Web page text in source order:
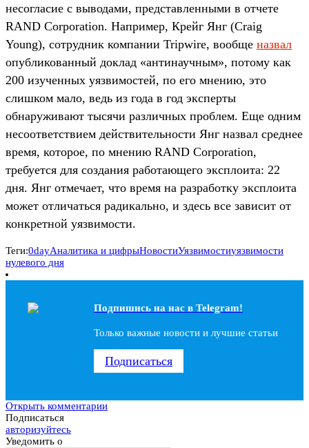
несогласие с выводами, представленными в отчете
RAND Corporation. Например, Крейг Янг (Craig
Young), сотрудник компании Tripwire, вообще назвал
опубликованный доклад «антинаучным», потому как
200 изученных уязвимостей, по его мнению, это
слишком мало, ведь из года в год эксперты
обнаруживают тысячи различных проблем. Еще одним
несоответствием действительности Янг назвал среднее
время, которое, по мнению RAND Corporation,
требуется для создания работающего эксплоита: 22
дня. Янг отмечает, что время на разработку эксплоита
может отличаться радикально, и здесь все зависит от
конкретной уязвимости.
Теги:0dayАналитика и цифрыНовостиУязвимостиуязвимости
нулевого дня
Подпишись на наc в Telegram!
Только важные новости и лучшие статьи
Подписаться
Открыть комментарии
Подписаться
авторизуйтесь
Уведомить о